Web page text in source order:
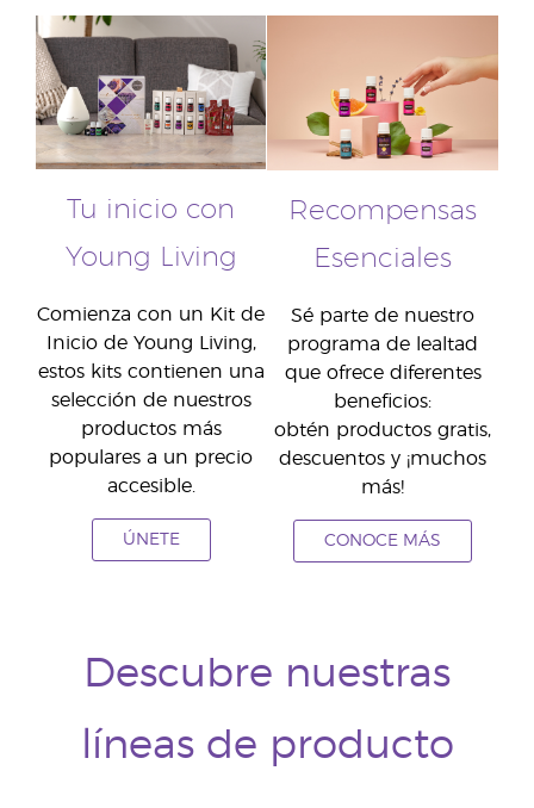
Tu inicio con
Young Living
Comienza con un Kit de
Inicio de Young Living,
estos kits contienen una
selección de nuestros
productos más
populares a un precio
accesible.
ÚNETE
Recompensas
Esenciales
Sé parte de nuestro
programa de lealtad
que ofrece diferentes
beneficios:
obtén productos gratis,
descuentos y ¡muchos
más!
CONOCE MÁS
Descubre nuestras
líneas de producto